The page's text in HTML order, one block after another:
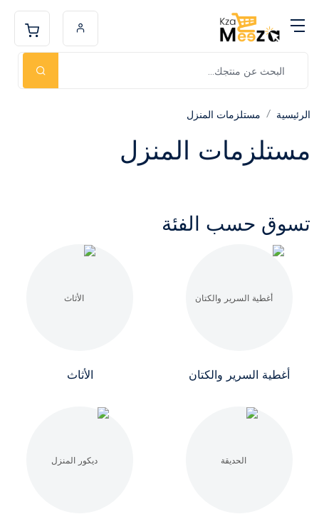
الرئيسية مستلزمات المنزل
مستلزمات المنزل
تسوق حسب الفئة
أغطية السرير والكتان الأثاث